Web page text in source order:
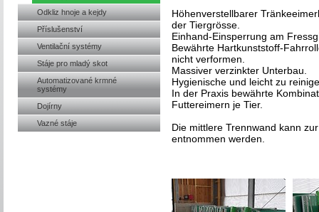
Odkliz hnoje a kejdy
Příslušenství
Ventilační systémy
Stáje pro mladý skot
Automatizované krmné
systémy
Dojírny
Vazné stáje
Höhenverstellbarer
der Tiergrösse.
Einhand-Einsperrung am
Bewährte Hartkunststoff-
nicht verformen.
Massiver verzinkter Unterbau.
Hygienische und leicht zu
In der Praxis bewährte
Futtereimern je Tier.
Die mittlere Trennwand kann
entnommen werden.